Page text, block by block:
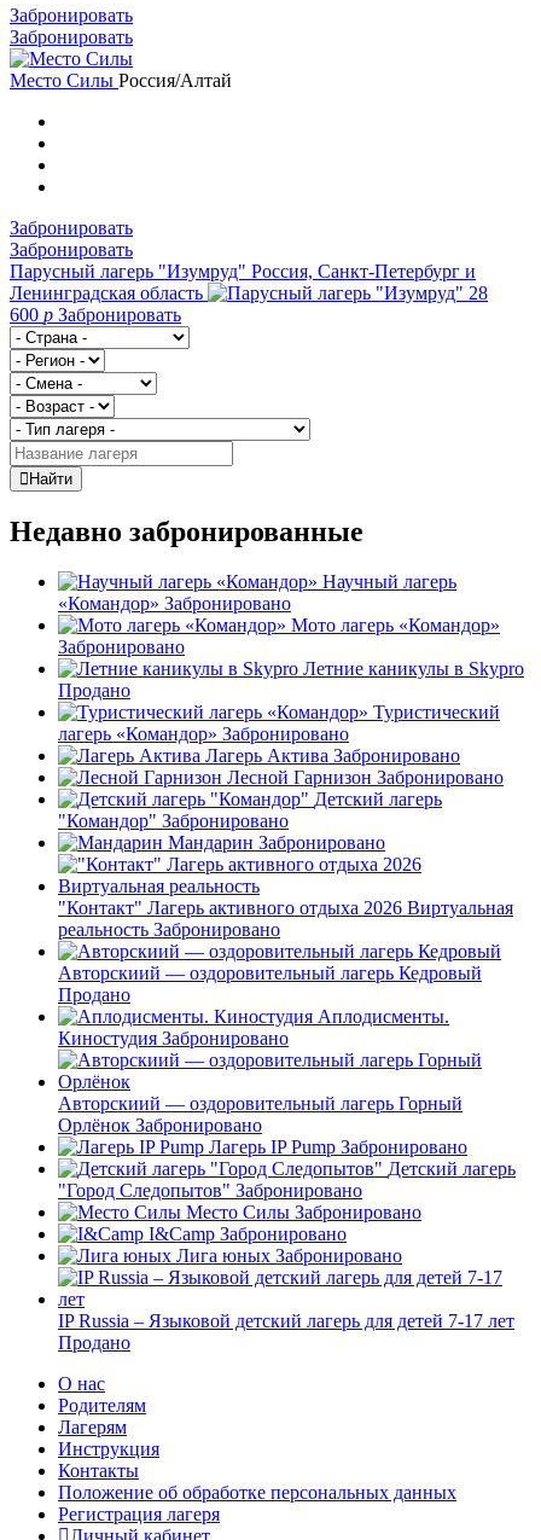
Забронировать
Забронировать
Место Силы Россия/Алтай
Забронировать
Забронировать
Парусный лагерь "Изумруд" Россия, Санкт-Петербург и
Ленинградская область
28
600 p Забронировать
Найти
Недавно забронированные
Научный лагерь
«Командор» Забронировано
Мото лагерь «Командор»
Забронировано
Летние каникулы в Skypro
Продано
Туристический
лагерь «Командор» Забронировано
Лагерь Актива Забронировано
Лесной Гарнизон Забронировано
Детский лагерь
"Командор" Забронировано
Мандарин Забронировано
"Контакт" Лагерь активного отдыха 2026 Виртуальная
реальность Забронировано
Авторскиий — оздоровительный лагерь Кедровый
Продано
Аплодисменты.
Киностудия Забронировано
Авторскиий — оздоровительный лагерь Горный
Орлёнок Забронировано
Лагерь IP Pump Забронировано
Детский лагерь
"Город Следопытов" Забронировано
Место Силы Забронировано
I&Camp Забронировано
Лига юных Забронировано
IP Russia – Языковой детский лагерь для детей 7-17 лет
Продано
О нас
Родителям
Лагерям
Инструкция
Контакты
Положение об обработке персональных данных
Регистрация лагеря